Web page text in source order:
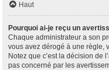
Haut
Pourquoi ai-je reçu un
Chaque administrateur a son
vous avez dérogé à une règle,
Notez que c’est la décision de
pas concerné par les